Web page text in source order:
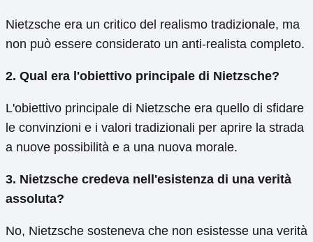
Nietzsche era un critico del realismo tradizionale, ma
non può essere considerato un anti-realista completo.
2. Qual era l'obiettivo principale di Nietzsche?
L'obiettivo principale di Nietzsche era quello di sfidare
le convinzioni e i valori tradizionali per aprire la strada
a nuove possibilità e a una nuova morale.
3. Nietzsche credeva nell'esistenza di una verità
assoluta?
No, Nietzsche sosteneva che non esistesse una verità